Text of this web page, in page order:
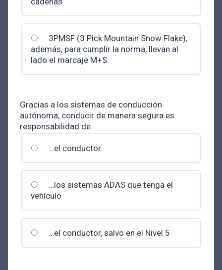
3PMSF (3 Pick Mountain Snow Flake);
además, para cumplir la norma, llevan al
lado el marcaje M+S
Gracias a los sistemas de conducción
autónoma, conducir de manera segura es
responsabilidad de…
…el conductor.
…los sistemas ADAS que tenga el
vehículo
…el conductor, salvo en el Nivel 5